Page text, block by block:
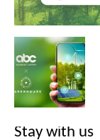
Stay with us